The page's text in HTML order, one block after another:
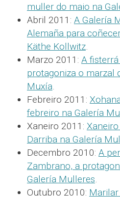
muller do maio na
Abril 2011: A Galería
Alemaña para
Käthe Kollwitz.
Marzo 2011: A fisterrá
protagoniza o marzal
Muxía.
Febreiro 2011:
febreiro na Galería
Xaneiro 2011:
Darriba na Galería
Decembro 2010: A
Zambrano, a
Galería Mulleres.
Outubro 2010: